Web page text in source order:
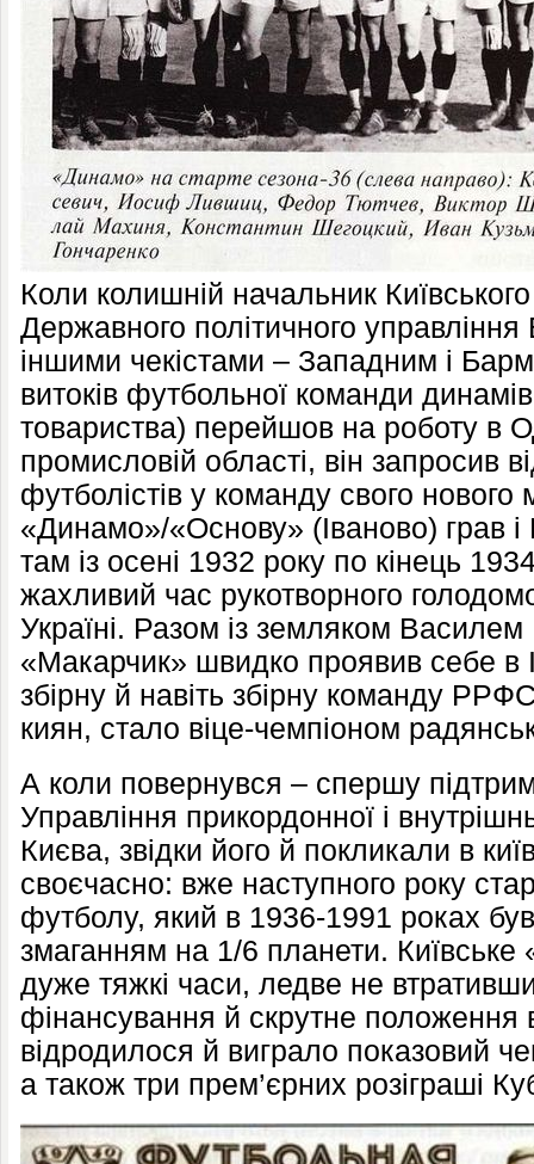
Коли колишній начальник
Державного політичного управління
іншими чекістами – Западним і
витоків футбольної команди
товариства) перейшов на роботу в
промисловій області, він запросив
футболістів у команду свого нового
«Динамо»/«Основу» (Іваново) грав
там із осені 1932 року по кінець
жахливий час рукотворного
Україні. Разом із земляком
«Макарчик» швидко проявив себе в
збірну й навіть збірну команду
киян, стало віце-чемпіоном
А коли повернувся – спершу
Управління прикордонної і
Києва, звідки його й покликали в
своєчасно: вже наступного року
футболу, який в 1936-1991 роках
змаганням на 1/6 планети.
дуже тяжкі часи, ледве не
фінансування й скрутне положення
відродилося й виграло показовий
а також три прем’єрних розіграші